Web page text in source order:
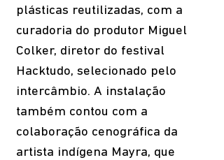
plásticas reutilizadas, com a
curadoria do produtor Miguel
Colker, diretor do festival
Hacktudo, selecionado pelo
intercâmbio. A instalação
também contou com a
colaboração cenográfica da
artista indígena Mayra, que